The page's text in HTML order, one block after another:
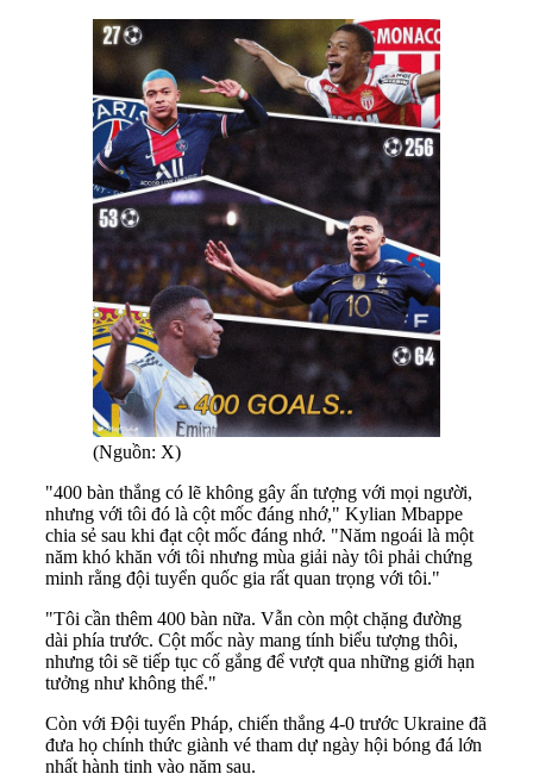
(Nguồn: X)
"400 bàn thắng có lẽ không gây ấn tượng với mọi người,
nhưng với tôi đó là cột mốc đáng nhớ," Kylian Mbappe
chia sẻ sau khi đạt cột mốc đáng nhớ. "Năm ngoái là một
năm khó khăn với tôi nhưng mùa giải này tôi phải chứng
minh rằng đội tuyển quốc gia rất quan trọng với tôi."
"Tôi cần thêm 400 bàn nữa. Vẫn còn một chặng đường
dài phía trước. Cột mốc này mang tính biểu tượng thôi,
nhưng tôi sẽ tiếp tục cố gắng để vượt qua những giới hạn
tưởng như không thể."
Còn với Đội tuyển Pháp, chiến thắng 4-0 trước Ukraine đã
đưa họ chính thức giành vé tham dự ngày hội bóng đá lớn
nhất hành tinh vào năm sau.